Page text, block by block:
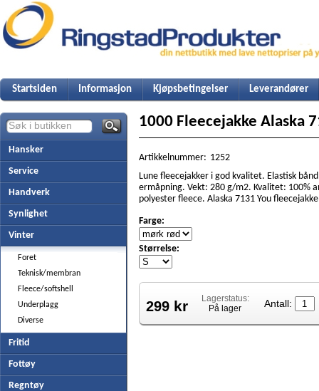
Startsiden Informasjon Kjøpsbetingelser Leverandører
Hansker
Service
Handverk
Synlighet
Vinter
Foret
Teknisk/membran
Fleece/softshell
Underplagg
Diverse
Fritid
Fottøy
Regntøy
1000 Fleecejakke Alaska
Artikkelnummer: 1252
Lune fleecejakker i god kvalitet. Elastisk
ermåpning. Vekt: 280 g/m2. Kvalitet: 100%
polyester fleece. Alaska 7131 You fleecejakke
Farge:
Størrelse:
299 kr
Lagerstatus:
På lager
Antall: